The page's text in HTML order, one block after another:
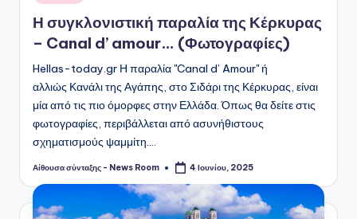
σε
Η συγκλονιστική παραλία της Κέρκυρας
– Canal d’ amour… (Φωτογραφίες)
Hellas-today.gr Η παραλία ''Canal d’ Amour'' ή
αλλιώς Κανάλι της Αγάπης, στο Σιδάρι της Κέρκυρας, είναι
μία από τις πιο όμορφες στην Ελλάδα. Όπως θα δείτε στις
φωτογραφίες, περιβάλλεται από ασυνήθιστους
σχηματισμούς ψαμμίτη.…
Συγγραφέας:
Αίθουσα σύνταξης - News Room 4 Ιουνίου, 2025